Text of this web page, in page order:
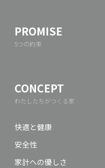
PROMISE
5つの約束
CONCEPT
わたしたちがつくる家
快適と健康
安全性
家計への優しさ